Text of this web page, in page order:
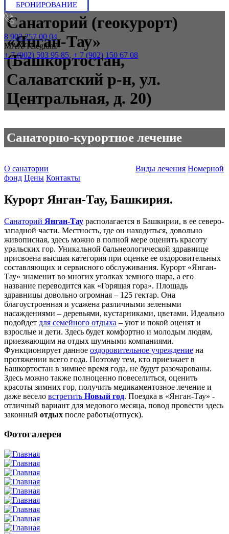
БРОНИРОВАНИЕ
8 902 257 00 04
МАХ/Telegram:
+ 7 (902) 503 95 85, + 7 (902) 150 67 08
Санаторий (геокурорт)
«Янган-Тау»
(Башкортостан,
Салаватский р-н, ул.
Центральная, д. 20)
Санаторно-курортное лечение
О санатории Виды лечения Номерной
фонд Цены Контакты
Курорт Янган-Тау, Башкирия.
Санаторий Янган-Тау располагается в Башкирии, в ее северо-
западной части. Местность, где он находиться, довольно
живописная, здесь можно в полной мере оценить красоту
уральских гор. Уникальной бальнеологической здравнице
присвоена высшая категория при оценке ее оздоровительных
составляющих и сервисного обслуживания. Курорт «Янган-
Тау» знаменит во многих уголках земного шара, а его
название переводится как «Горящая гора». Площадь
здравницы довольно огромная – 125 гектар. Она
благоустроенная и усажена различными зелеными
насаждениями – деревьями, кустарниками, цветами. Идеально
подойдет для семейного отдыха – уют и покой оценят и
взрослые и дети. Здесь будет комфортно и молодым людям,
приезжающим на отдых шумными компаниями.
Функционирует данное оздоровительное учреждение на
протяжении всего года. Поэтому тем, кто приезжает в
Башкортостан в зимнее время года, не будут разочарованы.
Здесь можно также полноценно повеселиться, оценить
красоты зимних гор, получить медикаментозное лечение и
даже весело встретить Новый год. Поездка в «Янган-Тау» -
отличный вариант для медового месяца, повод провести здесь
законный отдых после работы(отпуск).
Фотогалерея